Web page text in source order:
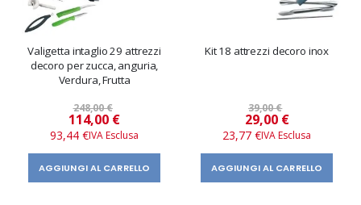
Valigetta intaglio 29 attrezzi
decoro per zucca, anguria,
Verdura, Frutta
248,00 €
Prezzo
speciale
114,00 €
93,44 €
AGGIUNGI AL CARRELLO
Kit 18 attrezzi decoro inox
39,00 €
Prezzo
speciale
29,00 €
23,77 €
AGGIUNGI AL CARRELLO